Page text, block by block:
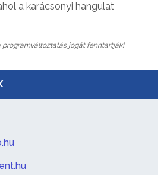
a karácsonyi hangulat
programváltoztatás jogát fenntartják!